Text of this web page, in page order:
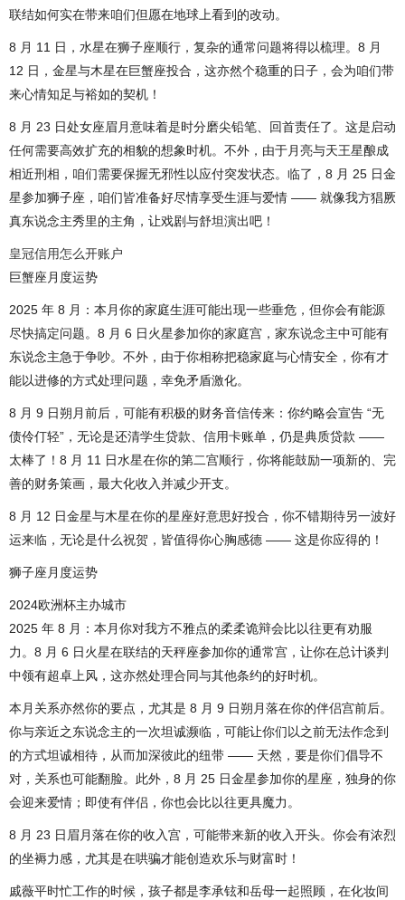
联结如何实在带来咱们但愿在地球上看到的改动。
8 月 11 日，水星在狮子座顺行，复杂的通常问题将得以梳理。8 月
12 日，金星与木星在巨蟹座投合，这亦然个稳重的日子，会为咱们带
来心情知足与裕如的契机！
8 月 23 日处女座眉月意味着是时分磨尖铅笔、回首责任了。这是启动
任何需要高效扩充的相貌的想象时机。不外，由于月亮与天王星酿成
相近刑相，咱们需要保握无邪性以应付突发状态。临了，8 月 25 日金
星参加狮子座，咱们皆准备好尽情享受生涯与爱情 —— 就像我方猖厥
真东说念主秀里的主角，让戏剧与舒坦演出吧！
皇冠信用怎么开账户
巨蟹座月度运势
2025 年 8 月：本月你的家庭生涯可能出现一些垂危，但你会有能源
尽快搞定问题。8 月 6 日火星参加你的家庭宫，家东说念主中可能有
东说念主急于争吵。不外，由于你相称把稳家庭与心情安全，你有才
能以进修的方式处理问题，幸免矛盾激化。
8 月 9 日朔月前后，可能有积极的财务音信传来：你约略会宣告 “无
债伶仃轻”，无论是还清学生贷款、信用卡账单，仍是典质贷款 ——
太棒了！8 月 11 日水星在你的第二宫顺行，你将能鼓励一项新的、完
善的财务策画，最大化收入并减少开支。
8 月 12 日金星与木星在你的星座好意思好投合，你不错期待另一波好
运来临，无论是什么祝贺，皆值得你心胸感德 —— 这是你应得的！
狮子座月度运势
2024欧洲杯主办城市
2025 年 8 月：本月你对我方不雅点的柔柔诡辩会比以往更有劝服
力。8 月 6 日火星在联结的天秤座参加你的通常宫，让你在总计谈判
中领有超卓上风，这亦然处理合同与其他条约的好时机。
本月关系亦然你的要点，尤其是 8 月 9 日朔月落在你的伴侣宫前后。
你与亲近之东说念主的一次坦诚濒临，可能让你们以之前无法作念到
的方式坦诚相待，从而加深彼此的纽带 —— 天然，要是你们倡导不
对，关系也可能翻脸。此外，8 月 25 日金星参加你的星座，独身的你
会迎来爱情；即使有伴侣，你也会比以往更具魔力。
8 月 23 日眉月落在你的收入宫，可能带来新的收入开头。你会有浓烈
的坐褥力感，尤其是在哄骗才能创造欢乐与财富时！
戚薇平时忙工作的时候，孩子都是李承铉和岳母一起照顾，在化妆间